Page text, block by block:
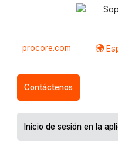
procore.com
Contáctenos
Inicio de sesión en la